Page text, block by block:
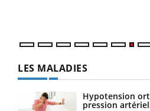
LES MALADIES
Hypotension
pression